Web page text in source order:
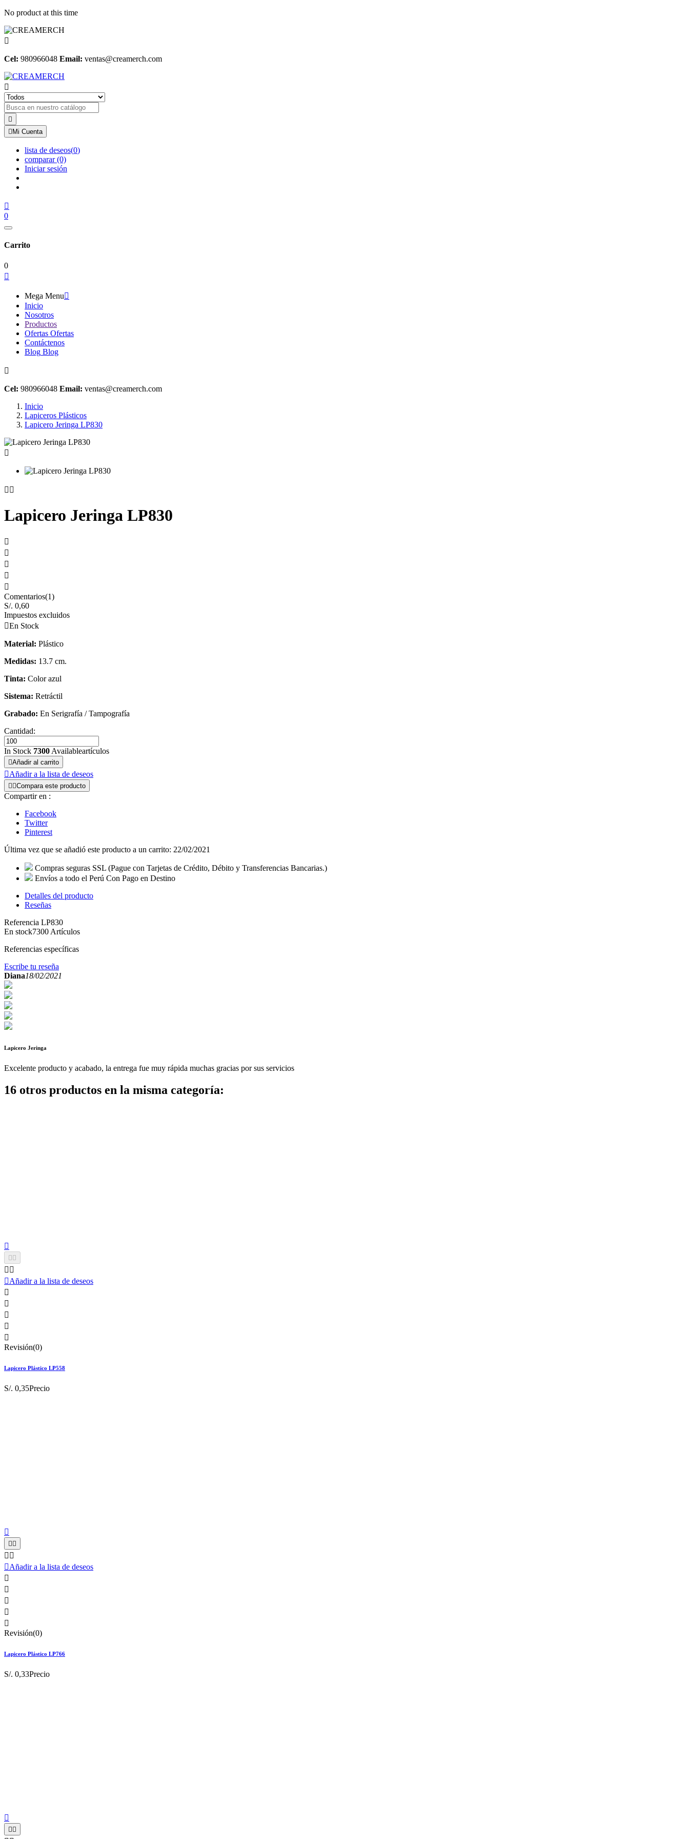
No product at this time

Cel: 980966048 Email: ventas@creamerch.com


 Mi Cuenta
lista de deseos(0)
comparar(0)
Iniciar sesión

0
Carrito
0

Mega Menu
Inicio
Nosotros
Productos
Ofertas Ofertas
Contáctenos
Blog Blog

Cel: 980966048 Email: ventas@creamerch.com
Inicio
Lapiceros Plásticos
Lapicero Jeringa LP830

 
Lapicero Jeringa LP830





Comentarios(1)
S/. 0,60
Impuestos excluidos
En Stock
Material: Plástico
Medidas: 13.7 cm.
Tinta: Color azul
Sistema: Retráctil
Grabado: En Serigrafía / Tampografía
Cantidad:
In Stock 7300Availableartículos
Añadir al carrito
Añadir a la lista de deseos
 Compara este producto
Compartir en :
Facebook
Twitter
Pinterest
Última vez que se añadió este producto a un carrito: 22/02/2021
Compras seguras SSL (Pague con Tarjetas de Crédito, Débito y Transferencias Bancarias.)
Envíos a todo el Perú Con Pago en Destino
Detalles del producto
Reseñas
Referencia LP830
En stock7300 Artículos
Referencias específicas
Escribe tu reseña
Diana18/02/2021
Lapicero Jeringa
Excelente producto y acabado, la entrega fue muy rápida muchas gracias por sus servicios
16 otros productos en la misma categoría:

 
 
Añadir a la lista de deseos





Revisión(0)
Lapicero Plástico LP558
S/. 0,35Precio

 
 
Añadir a la lista de deseos





Revisión(0)
Lapicero Plástico LP766
S/. 0,33Precio

 